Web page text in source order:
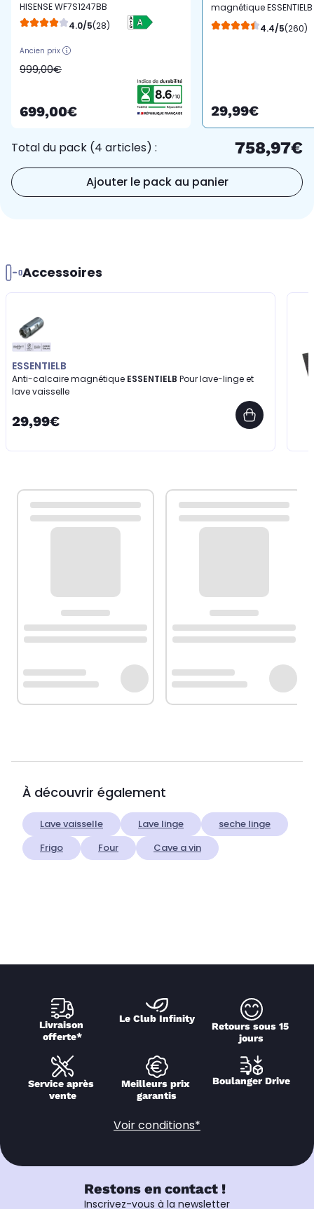
HISENSE WF7S1247BB
4.0/5(28)
Ancien prix
999,00€
699,00€
magnétique ESSENTIELB
Pour lave-linge et lave
4.4/5(260)
29,99€
Total du pack (4 articles) : 758,97€
Ajouter le pack au panier
Accessoires
ESSENTIELB
Anti-calcaire magnétique ESSENTIELB
lave vaisselle
29,99€
À découvrir également
Lave vaisselle Lave linge
seche linge
Frigo
Four Cave a vin
Livraison
offerte*
Le Club Infinity
Retours sous 15
jours
Service après
vente
Meilleurs prix
garantis
Boulanger Drive
Voir conditions*
Restons en contact !
Inscrivez-vous à la newsletter